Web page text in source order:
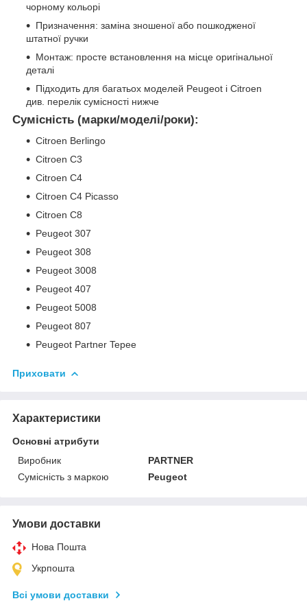
чорному кольорі
Призначення: заміна зношеної або пошкодженої
штатної ручки
Монтаж: просте встановлення на місце оригінальної
деталі
Підходить для багатьох моделей Peugeot і Citroen
див. перелік сумісності нижче
Сумісність (марки/моделі/роки):
Citroen Berlingo
Citroen C3
Citroen C4
Citroen C4 Picasso
Citroen C8
Peugeot 307
Peugeot 308
Peugeot 3008
Peugeot 407
Peugeot 5008
Peugeot 807
Peugeot Partner Tepee
Приховати
Характеристики
Основні атрибути
Виробник
PARTNER
Сумісність з маркою
Peugeot
Умови доставки
Нова Пошта
Укрпошта
Всі умови доставки